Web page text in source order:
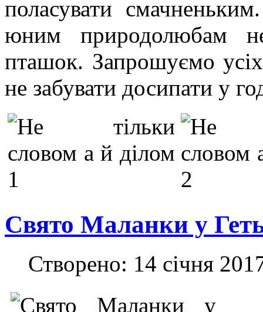
поласувати
юним природолюбам
пташок. Запрошуємо усіх
не забувати досипати у
Свято Маланки у
Створено: 14 січня